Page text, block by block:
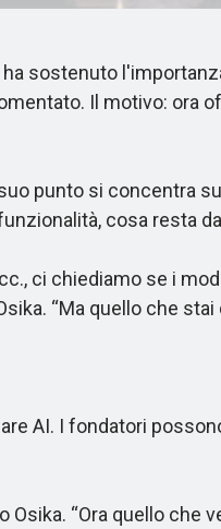
sostenuto
Il motivo:
punto si concentra
cosa resta
ci chiediamo se i
“Ma quello che
AI. I fondatori
“Ora quello che